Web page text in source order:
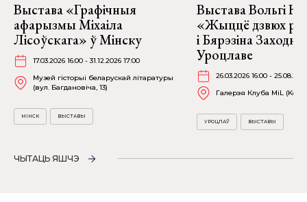
Выстава «Графічныя
афарызмы Міхаіла
Лісоўскага» ў Мінску
17.03.2026 16:00 - 31.12.2026 17:00
Музей гісторыі беларускай літаратуры
(вул. Багдановіча, 13)
МІНСК ВЫСТАВЫ
Выстава Вольгі
«Жыццё дзвюх
і Бярэзіна
Уроцлаве
26.03.2026 16:00 -
Галерэя Клуба MiL
УРОЦЛАЎ ВЫСТАВЫ
ЧЫТАЦЬ ЯШЧЭ